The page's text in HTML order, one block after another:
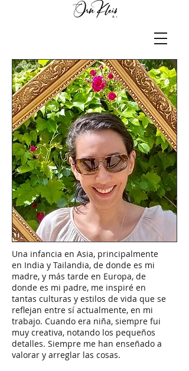
Una infancia en Asia, principalmente
en India y Tailandia, de donde es mi
madre, y más tarde en Europa, de
donde es mi padre, me inspiré en
tantas culturas y estilos de vida que se
reflejan entre sí actualmente, en mi
trabajo. Cuando era niña, siempre fui
muy creativa, notando los pequeños
detalles. Siempre me han enseñado a
valorar y arreglar las cosas.